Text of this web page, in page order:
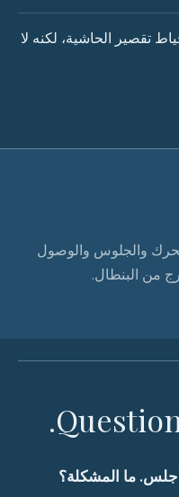
تقصير الحاشية، لكنه لا
والجلوس والوصول
من البنطال.
ما المشكلة؟